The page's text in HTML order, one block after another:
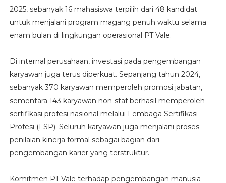
2025, sebanyak 16 mahasiswa terpilih dari 48 kandidat
untuk menjalani program magang penuh waktu selama
enam bulan di lingkungan operasional PT Vale.
Di internal perusahaan, investasi pada pengembangan
karyawan juga terus diperkuat. Sepanjang tahun 2024,
sebanyak 370 karyawan memperoleh promosi jabatan,
sementara 143 karyawan non-staf berhasil memperoleh
sertifikasi profesi nasional melalui Lembaga Sertifikasi
Profesi (LSP). Seluruh karyawan juga menjalani proses
penilaian kinerja formal sebagai bagian dari
pengembangan karier yang terstruktur.
Komitmen PT Vale terhadap pengembangan manusia